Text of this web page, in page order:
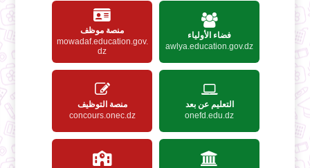
فضاء الأولياء
awlya.education.gov.dz
منصة موظف
mowadaf.education.gov.
dz
التعليم عن بعد
onefd.edu.dz
منصة التوظيف
concours.onec.dz